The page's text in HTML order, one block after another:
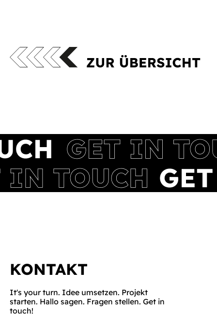
KONTAKT
It's your turn. Idee umsetzen. Projekt
starten. Hallo sagen. Fragen stellen. Get in
touch!